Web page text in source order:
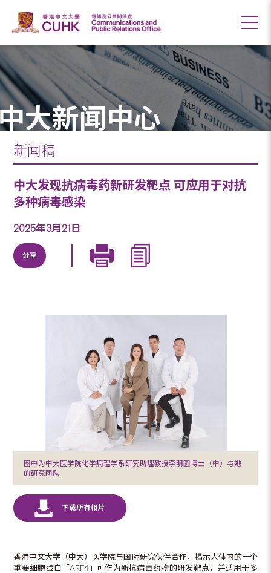
大新闻中心
新闻稿
中大发现抗病毒药新研发靶点 可应用于对抗
多种病毒感染
2025年3月21日
分享
图中为中大医学院化学病理学系研究助理教授李明圆博士（中）与她
的研究团队
香港中文大学（中大）医学院与国际研究伙伴合作，揭示人体内的一个
重要细胞蛋白「ARF4」可作为新抗病毒药物的研发靶点，并适用于多